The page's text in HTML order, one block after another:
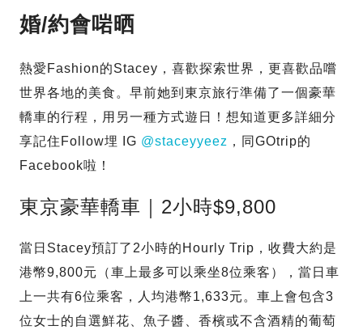
婚/約會啱晒
熱愛Fashion的Stacey，喜歡探索世界，更喜歡品嚐
世界各地的美食。早前她到東京旅行準備了一個豪華
轎車的行程，用另一種方式遊日！想知道更多詳細分
享記住Follow埋 IG @staceyyeez ，同GOtrip的
Facebook啦！
東京豪華轎車｜2小時$9,800
當日Stacey預訂了2小時的Hourly Trip，收費大約是
港幣9,800元（車上最多可以乘坐8位乘客），當日車
上一共有6位乘客，人均港幣1,633元。車上會包含3
位女士的自選鮮花、魚子醬、香檳或不含酒精的葡萄